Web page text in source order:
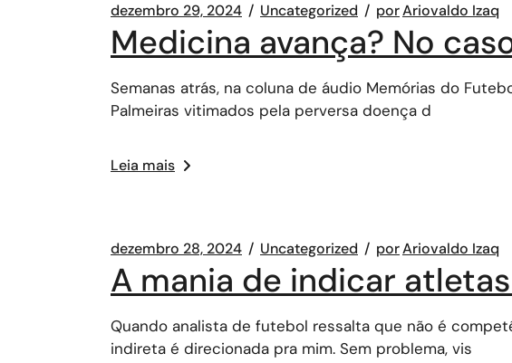
dezembro 29, 2024 Uncategorized porAriovaldo Izaq
Medicina avança? No
Semanas atrás, na coluna de áudio Memórias do
Palmeiras vitimados pela perversa doença d
Leia mais
dezembro 28, 2024 Uncategorized porAriovaldo Izaq
A mania de indicar
Quando analista de futebol ressalta que não é
indireta é direcionada pra mim. Sem problema, vis